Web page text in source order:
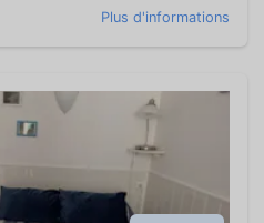
Plus d'informations